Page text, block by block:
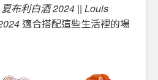
布利白酒 2024 || Louis
適合搭配這些生活裡的場